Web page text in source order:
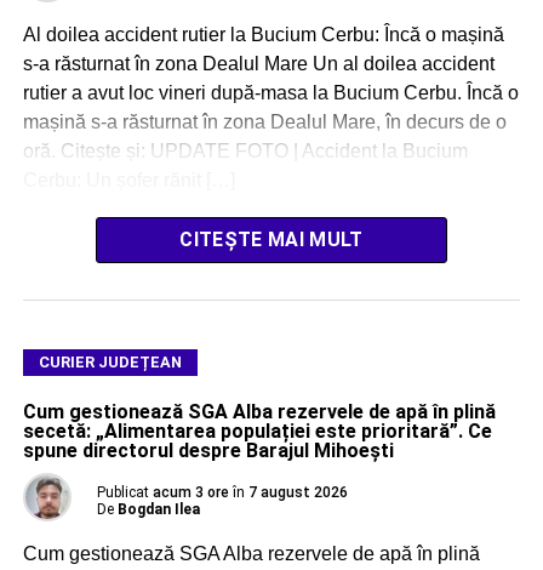
Al doilea accident rutier la Bucium Cerbu: Încă o mașină
s-a răsturnat în zona Dealul Mare Un al doilea accident
rutier a avut loc vineri după-masa la Bucium Cerbu. Încă o
mașină s-a răsturnat în zona Dealul Mare, în decurs de o
oră. Citește și: UPDATE FOTO | Accident la Bucium
CITEȘTE MAI MULT
CURIER JUDEȚEAN
Cum gestionează SGA Alba rezervele de apă în plină
secetă: „Alimentarea populației este prioritară”. Ce
spune directorul despre Barajul Mihoești
Publicat acum 3 ore în 7 august 2026
De Bogdan Ilea
Cum gestionează SGA Alba rezervele de apă în plină